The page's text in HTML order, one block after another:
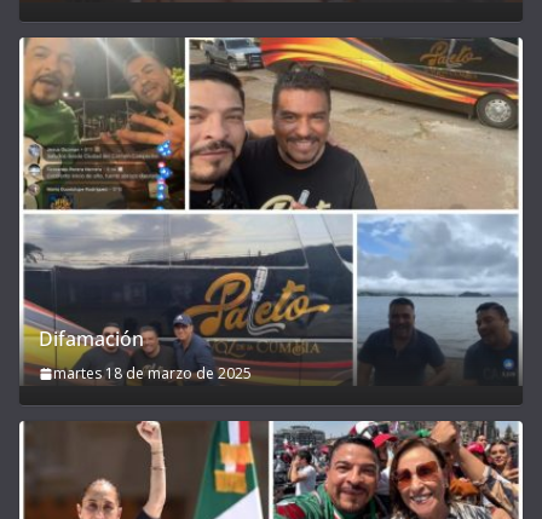
Difamación
martes 18 de marzo de 2025